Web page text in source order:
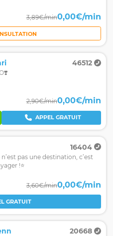
3,89€/min0,00€/min
46512
2,90€/min0,00€/min
APPEL GRATUIT
16404
pas une destination, c’est
!⭐
3,60€/min0,00€/min
GRATUIT
20668